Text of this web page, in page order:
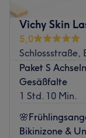
und tiefes
Unser breit
Kosmetik und
dauerhafteICE
professionelle
Hier erhältst du
perfekt auf dich
Vichy Skin
5,0
Schlossstraße,
Paket S
Gesäßfalte
1 Std. 10 Min.
Bikinizone &